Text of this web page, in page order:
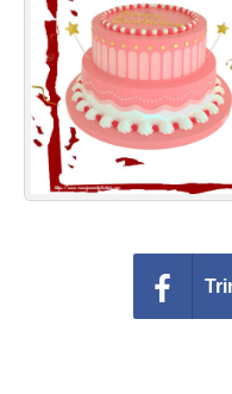
Felicitari muzicale
Felicitari muzicale
Felicitari animate
Invitatii personalizate